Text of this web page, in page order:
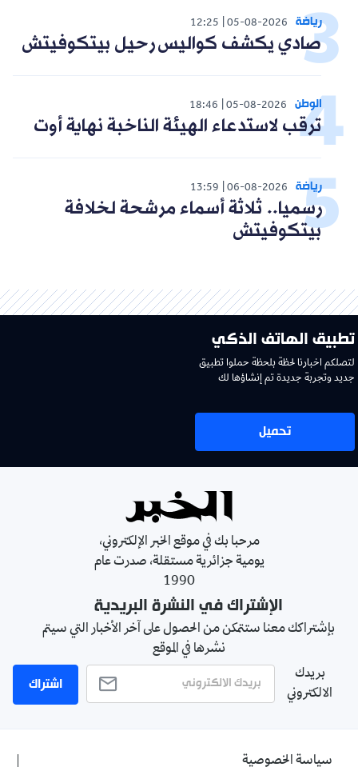
رياضة 05-08-2026
12:25
صادي يكشف كواليس رحيل بيتكوفيتش
الوطن 05-08-2026
18:46
ترقب لاستدعاء الهيئة الناخبة نهاية أوت
رياضة 06-08-2026
13:59
رسميا.. ثلاثة أسماء مرشحة لخلافة
بيتكوفيتش
تطبيق الهاتف الذكي
لتصلكم اخبارنا لحظة بلحظة حملوا تطبيق
جديد وتجربة جديدة تم إنشاؤها لك
تحميل
مرحبا بك في موقع الخبر الإلكتروني،
يومية جزائرية مستقلة، صدرت عام
1990
الإشتراك في النشرة البريدية
بإشتراكك معنا ستتمكن من الحصول على آخر الأخبار التي سيتم
نشرها في الموقع
بريدك
الالكتروني
اشتراك
سياسة الخصوصية